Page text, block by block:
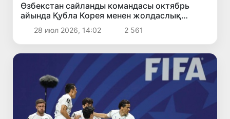
Өзбекстан сайланды командасы октябрь
айында Қубла Корея менен жолдаслық
ойынын өткереди
28 июл 2026, 14:02 2 561